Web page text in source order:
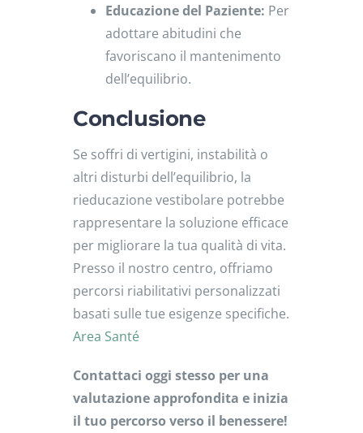
Educazione del Paziente: Per
adottare abitudini che
favoriscano il mantenimento
dell’equilibrio.
Conclusione
Se soffri di vertigini, instabilità o
altri disturbi dell’equilibrio, la
rieducazione vestibolare potrebbe
rappresentare la soluzione efficace
per migliorare la tua qualità di vita.
Presso il nostro centro, offriamo
percorsi riabilitativi personalizzati
basati sulle tue esigenze specifiche.
Area Santé
Contattaci oggi stesso per una
valutazione approfondita e inizia
il tuo percorso verso il benessere!